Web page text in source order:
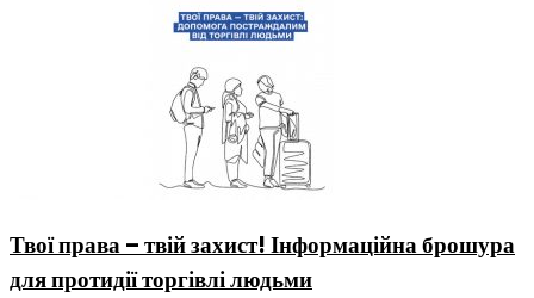
Твої права – твій захист! Інформаційна брошура
для протидії торгівлі людьми